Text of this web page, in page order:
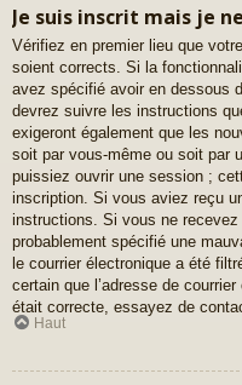
Je suis inscrit mais je
Vérifiez en premier lieu que
soient corrects. Si la
avez spécifié avoir en dessous
devrez suivre les instructions
exigeront également que les
soit par vous-même ou soit par
puissiez ouvrir une session ;
inscription. Si vous aviez reçu
instructions. Si vous ne
probablement spécifié une
le courrier électronique a été
certain que l’adresse de
était correcte, essayez de
Haut